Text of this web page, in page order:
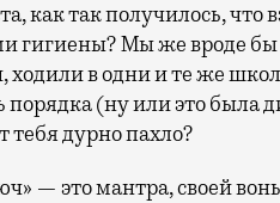
как так получилось, что
гигиены? Мы же вроде
ходили в одни и те же
порядка (ну или это была
тебя дурно пахло?
— это мантра, своей